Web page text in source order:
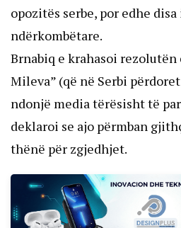
opozitës serbe, por edhe
ndërkombëtare.
Brnabiq e krahasoi rezolutën
Mileva” (që në Serbi
ndonjë media tërësisht të
deklaroi se ajo përmban
thënë për zgjedhjet.